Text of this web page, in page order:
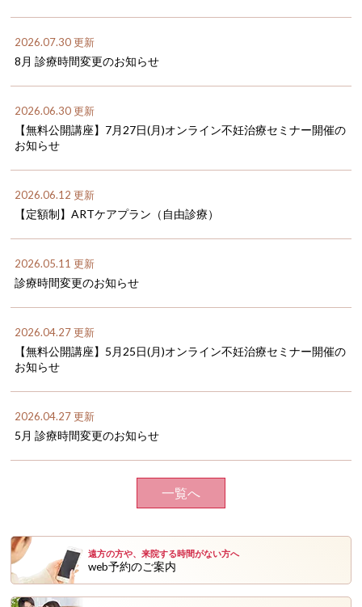
2026.07.30 更新
8月 診療時間変更のお知らせ
2026.06.30 更新
【無料公開講座】7月27日(月)オンライン不妊治療セミナー開催の
お知らせ
2026.06.12 更新
【定額制】ARTケアプラン（自由診療）
2026.05.11 更新
診療時間変更のお知らせ
2026.04.27 更新
【無料公開講座】5月25日(月)オンライン不妊治療セミナー開催の
お知らせ
2026.04.27 更新
5月 診療時間変更のお知らせ
一覧へ
遠方の方や、来院する時間がない方へ
web予約のご案内